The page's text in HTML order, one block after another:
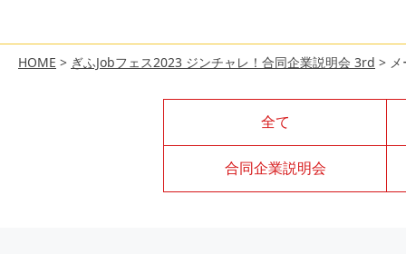
HOME > ぎふJobフェス2023 ジンチャレ！合同企業説明会 3rd >
全て
合同企業説明会